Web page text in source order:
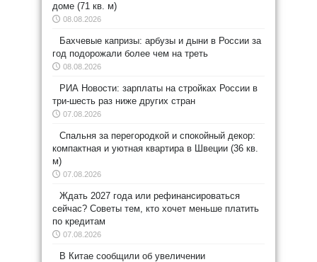
доме (71 кв. м)
08.08.2026
Бахчевые капризы: арбузы и дыни в России за
год подорожали более чем на треть
08.08.2026
РИА Новости: зарплаты на стройках России в
три-шесть раз ниже других стран
07.08.2026
Спальня за перегородкой и спокойный декор:
компактная и уютная квартира в Швеции (36 кв.
м)
07.08.2026
Ждать 2027 года или рефинансироваться
сейчас? Советы тем, кто хочет меньше платить
по кредитам
07.08.2026
В Китае сообщили об увеличении